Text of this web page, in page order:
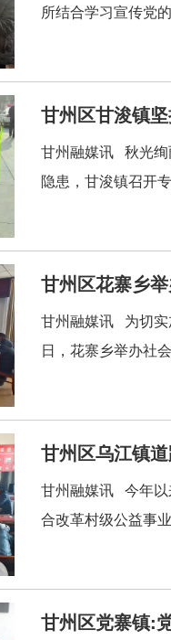
所结合学习宣传党
甘州区甘浚镇
甘州融媒讯 秋光绚
隐患，甘浚镇召开
甘州区花寨乡
甘州融媒讯 为切实
日，花寨乡举办社
甘州区乌江镇
甘州融媒讯 今年以
合改革村级公益事
甘州区党寨镇: